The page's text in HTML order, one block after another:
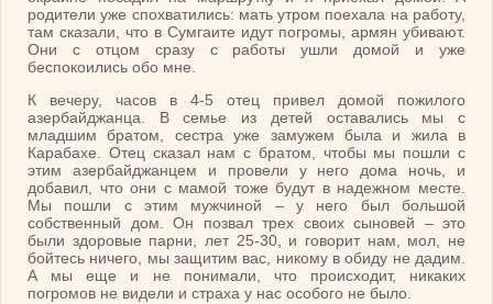
родители уже спохватились: мать утром поехала на работу,
там сказали, что в Сумгаите идут погромы, армян убивают.
Они с отцом сразу с работы ушли домой и уже
беспокоились обо мне.
К вечеру, часов в 4-5 отец привел домой пожилого
азербайджанца. В семье из детей оставались мы с
младшим братом, сестра уже замужем была и жила в
Карабахе. Отец сказал нам с братом, чтобы мы пошли с
этим азербайджанцем и провели у него дома ночь, и
добавил, что они с мамой тоже будут в надежном месте.
Мы пошли с этим мужчиной – у него был большой
собственный дом. Он позвал трех своих сыновей – это
были здоровые парни, лет 25-30, и говорит нам, мол, не
бойтесь ничего, мы защитим вас, никому в обиду не дадим.
А мы еще и не понимали, что происходит, никаких
погромов не видели и страха у нас особого не было.